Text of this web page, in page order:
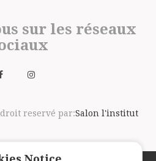
sur les réseaux
reservé par:Salon l'institut